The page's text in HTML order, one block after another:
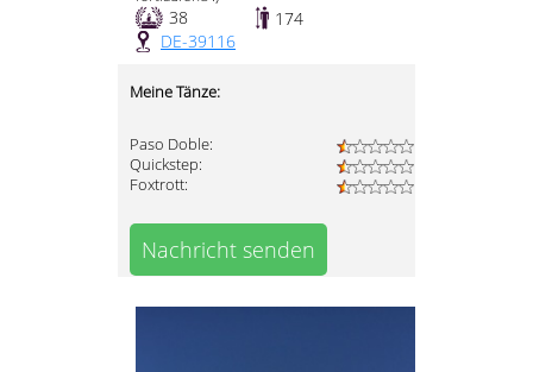
38
174
DE-39116
Meine Tänze:
Paso Doble:
Quickstep:
Foxtrott:
Nachricht senden